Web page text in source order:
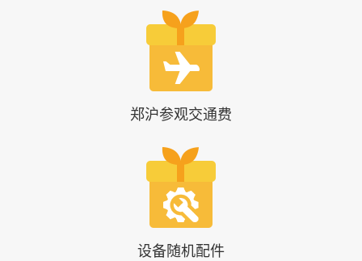
郑沪参观交通费
设备随机配件